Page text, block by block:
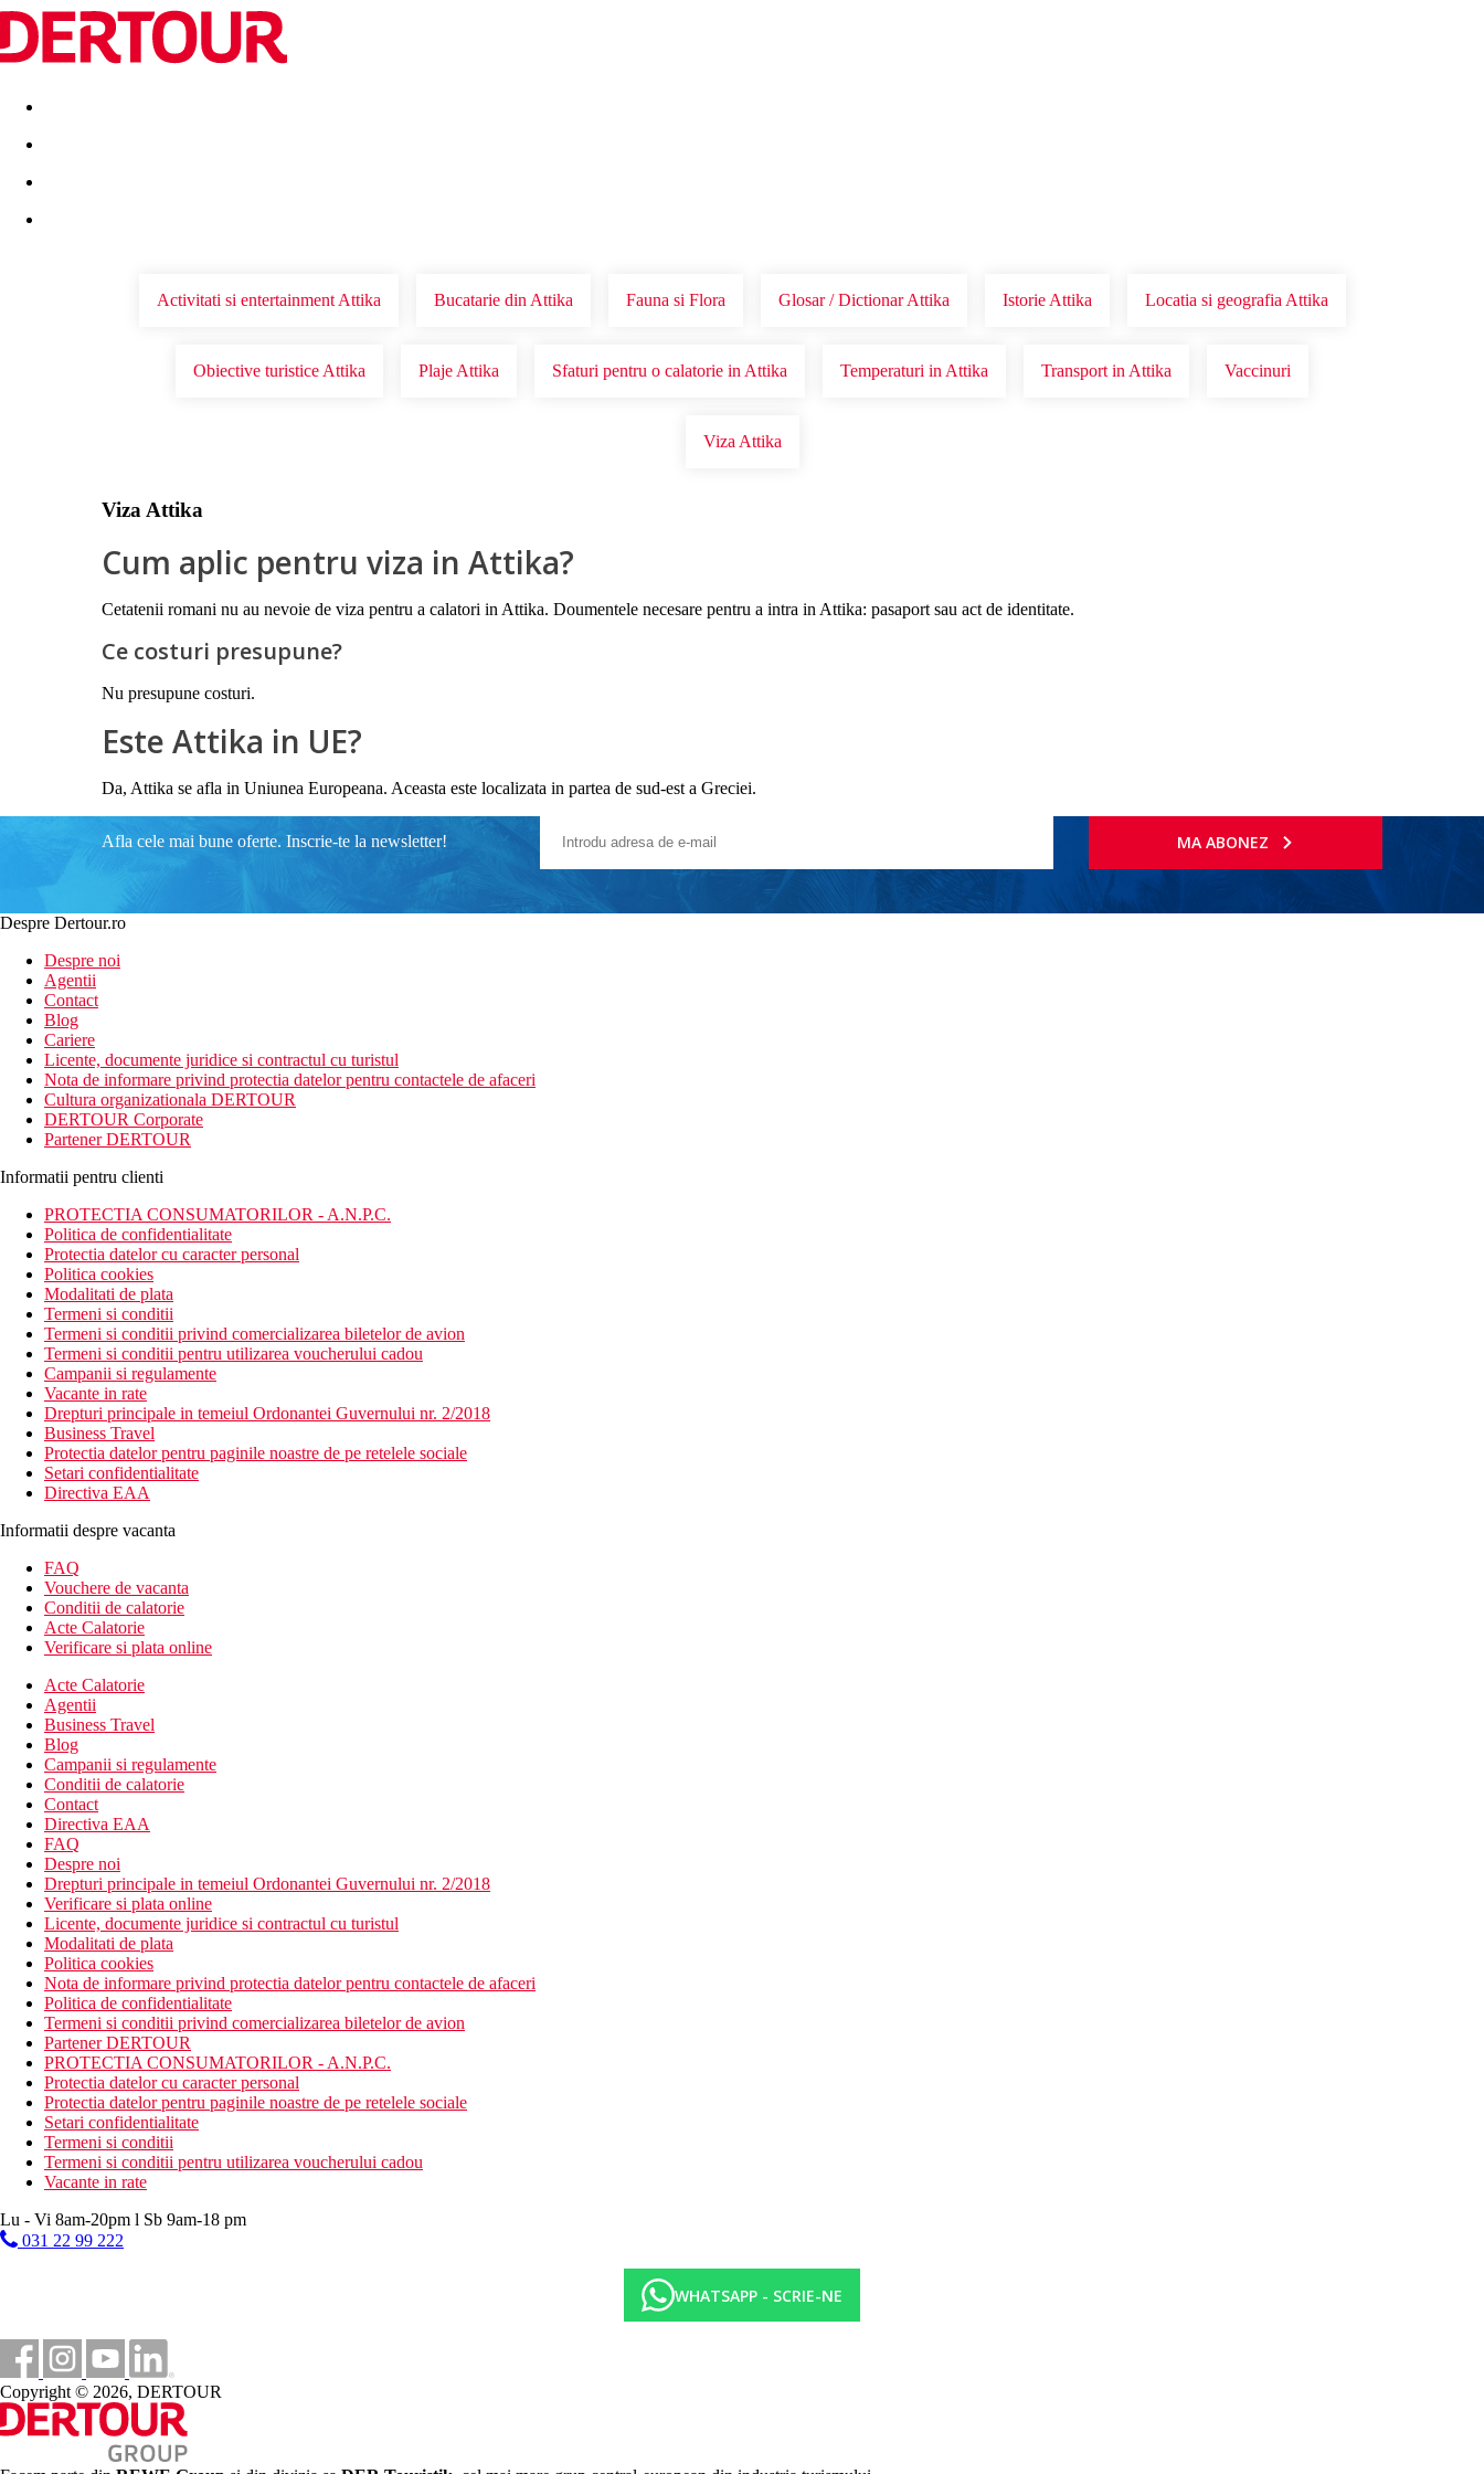
Destinatii Vacanta perfecta OFERTE DE NERATAT
Activitati si entertainment Attika Bucatarie din Attika Fauna si Flora Glosar / Dictionar Attika Istorie Attika Locatia si geografia Attika
Obiective turistice Attika Plaje Attika Sfaturi pentru o calatorie in Attika Temperaturi in Attika Transport in Attika Vaccinuri
Viza Attika
Viza Attika
Cum aplic pentru viza in Attika?
Cetatenii romani nu au nevoie de viza pentru a calatori in Attika. Doumentele necesare pentru a intra in Attika: pasaport sau act de identitate.
Ce costuri presupune?
Nu presupune costuri.
Este Attika in UE?
Da, Attika se afla in Uniunea Europeana. Aceasta este localizata in partea de sud-est a Greciei.
Afla cele mai bune oferte. Inscrie-te la newsletter! MA ABONEZ
Despre Dertour.ro
Despre noi
Agentii
Contact
Blog
Cariere
Licente, documente juridice si contractul cu turistul
Nota de informare privind protectia datelor pentru contactele de afaceri
Cultura organizationala DERTOUR
DERTOUR Corporate
Partener DERTOUR
Informatii pentru clienti
PROTECTIA CONSUMATORILOR - A.N.P.C.
Politica de confidentialitate
Protectia datelor cu caracter personal
Politica cookies
Modalitati de plata
Termeni si conditii
Termeni si conditii privind comercializarea biletelor de avion
Termeni si conditii pentru utilizarea voucherului cadou
Campanii si regulamente
Vacante in rate
Drepturi principale in temeiul Ordonantei Guvernului nr. 2/2018
Business Travel
Protectia datelor pentru paginile noastre de pe retelele sociale
Setari confidentialitate
Directiva EAA
Informatii despre vacanta
FAQ
Vouchere de vacanta
Conditii de calatorie
Acte Calatorie
Verificare si plata online
Acte Calatorie
Agentii
Business Travel
Blog
Campanii si regulamente
Conditii de calatorie
Contact
Directiva EAA
FAQ
Despre noi
Drepturi principale in temeiul Ordonantei Guvernului nr. 2/2018
Verificare si plata online
Licente, documente juridice si contractul cu turistul
Modalitati de plata
Politica cookies
Nota de informare privind protectia datelor pentru contactele de afaceri
Politica de confidentialitate
Termeni si conditii privind comercializarea biletelor de avion
Partener DERTOUR
PROTECTIA CONSUMATORILOR - A.N.P.C.
Protectia datelor cu caracter personal
Protectia datelor pentru paginile noastre de pe retelele sociale
Setari confidentialitate
Termeni si conditii
Termeni si conditii pentru utilizarea voucherului cadou
Vacante in rate
Lu - Vi 8am-20pm l Sb 9am-18 pm
031 22 99 222
WHATSAPP - SCRIE-NE
Copyright © 2026, DERTOUR